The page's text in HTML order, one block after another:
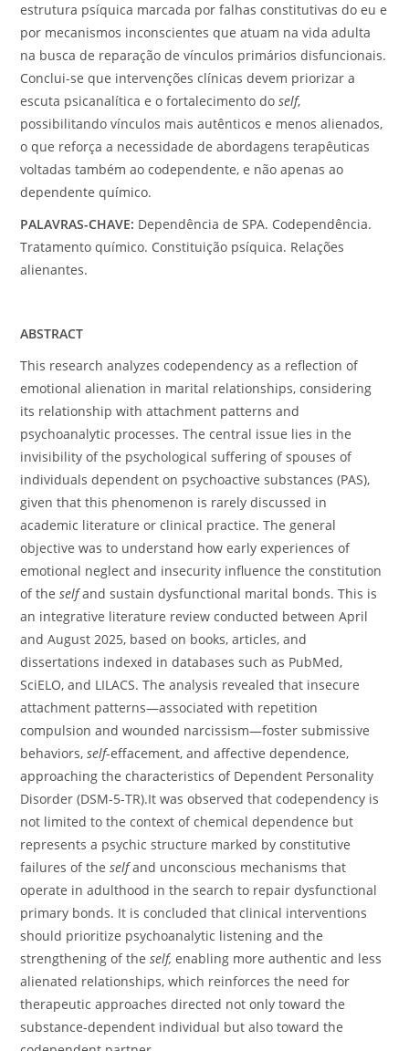
estrutura psíquica marcada por falhas constitutivas do eu e
por mecanismos inconscientes que atuam na vida adulta
na busca de reparação de vínculos primários disfuncionais.
Conclui-se que intervenções clínicas devem priorizar a
escuta psicanalítica e o fortalecimento doself,
possibilitando vínculos mais autênticos e menos alienados,
o que reforça a necessidade de abordagens terapêuticas
voltadas também ao codependente, e não apenas ao
dependente químico.
PALAVRAS-CHAVE: Dependência de SPA. Codependência.
Tratamento químico. Constituição psíquica. Relações
alienantes.
ABSTRACT
This research analyzes codependency as a reflection of
emotional alienation in marital relationships, considering
its relationship with attachment patterns and
psychoanalytic processes. The central issue lies in the
invisibility of the psychological suffering of spouses of
individuals dependent on psychoactive substances (PAS),
given that this phenomenon is rarely discussed in
academic literature or clinical practice. The general
objective was to understand how early experiences of
emotional neglect and insecurity influence the constitution
of theselfand sustain dysfunctional marital bonds. This is
an integrative literature review conducted between April
and August 2025, based on books, articles, and
dissertations indexed in databases such as PubMed,
SciELO, and LILACS. The analysis revealed that insecure
attachment patterns—associated with repetition
compulsion and wounded narcissism—foster submissive
behaviors,self-effacement, and affective dependence,
approaching the characteristics of Dependent Personality
Disorder (DSM-5-TR).It was observed that codependency is
not limited to the context of chemical dependence but
represents a psychic structure marked by constitutive
failures of theselfand unconscious mechanisms that
operate in adulthood in the search to repair dysfunctional
primary bonds. It is concluded that clinical interventions
should prioritize psychoanalytic listening and the
strengthening of theself,enabling more authentic and less
alienated relationships, which reinforces the need for
therapeutic approaches directed not only toward the
substance-dependent individual but also toward the